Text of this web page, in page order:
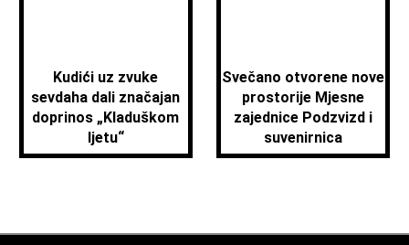
Kudići uz zvuke
sevdaha dali značajan
doprinos „Kladuškom
ljetu“
Svečano otvorene nove
prostorije Mjesne
zajednice Podzvizd i
suvenirnica